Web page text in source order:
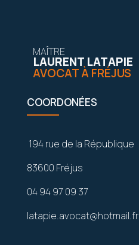
MAÎTRE
LAURENT LATAPIE
AVOCAT À FRÉJUS
COORDONÉES
194 rue de la République
83600 Fréjus
04 94 97 09 37
latapie.avocat@hotmail.fr